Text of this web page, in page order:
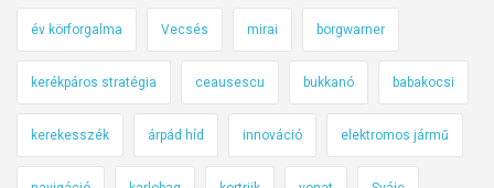
év körforgalma Vecsés mirai borgwarner
kerékpáros stratégia ceausescu bukkanó babakocsi
kerekesszék árpád híd innováció elektromos jármű